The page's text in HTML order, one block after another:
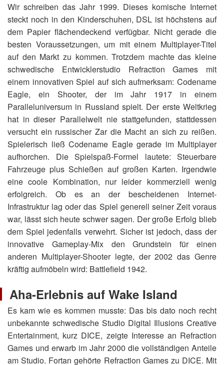
Wir schreiben das Jahr 1999. Dieses komische Internet
steckt noch in den Kinderschuhen, DSL ist höchstens auf
dem Papier flächendeckend verfügbar. Nicht gerade die
besten Voraussetzungen, um mit einem Multiplayer-Titel
auf den Markt zu kommen. Trotzdem machte das kleine
schwedische Entwicklerstudio Refraction Games mit
einem innovativen Spiel auf sich aufmerksam: Codename
Eagle, ein Shooter, der im Jahr 1917 in einem
Paralleluniversum in Russland spielt. Der erste Weltkrieg
hat in dieser Parallelwelt nie stattgefunden, stattdessen
versucht ein russischer Zar die Macht an sich zu reißen.
Spielerisch ließ Codename Eagle gerade im Multiplayer
aufhorchen. Die Spielspaß-Formel lautete: Steuerbare
Fahrzeuge plus Schießen auf großen Karten. Irgendwie
eine coole Kombination, nur leider kommerziell wenig
erfolgreich. Ob es an der bescheidenen Internet-
Infrastruktur lag oder das Spiel generell seiner Zeit voraus
war, lässt sich heute schwer sagen. Der große Erfolg blieb
dem Spiel jedenfalls verwehrt. Sicher ist jedoch, dass der
innovative Gameplay-Mix den Grundstein für einen
anderen Multiplayer-Shooter legte, der 2002 das Genre
kräftig aufmöbeln wird: Battlefield 1942.
Aha-Erlebnis auf Wake Island
Es kam wie es kommen musste: Das bis dato noch recht
unbekannte schwedische Studio Digital Illusions Creative
Entertainment, kurz DICE, zeigte Interesse an Refraction
Games und erwarb im Jahr 2000 die vollständigen Anteile
am Studio. Fortan gehörte Refraction Games zu DICE. Mit